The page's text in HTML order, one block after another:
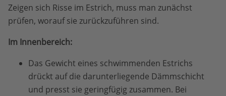
Zeigen sich Risse im Estrich, muss man zunächst
prüfen, worauf sie zurückzuführen sind.
Im Innenbereich:
Das Gewicht eines schwimmenden Estrichs
drückt auf die darunterliegende Dämmschicht
und presst sie geringfügig zusammen. Bei